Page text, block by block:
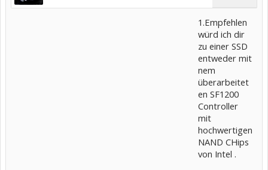
1.Empfehlen
würd ich dir
zu einer SSD
entweder mit
nem
überarbeitet
en SF1200
Controller
mit
hochwertigen
NAND CHips
von Intel .